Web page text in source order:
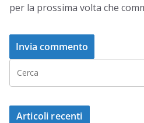
per la prossima volta che
Articoli recenti